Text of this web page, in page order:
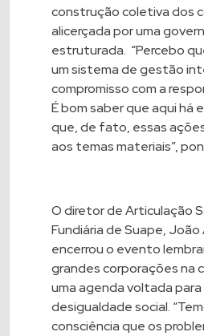
construção coletiva dos
alicerçada por uma
estruturada. “Percebo
um sistema de gestão
compromisso com a
É bom saber que aqui há
que, de fato, essas
aos temas materiais”,
O diretor de Articulação
Fundiária de Suape, João
encerrou o evento
grandes corporações na
uma agenda voltada
desigualdade social.
consciência que os